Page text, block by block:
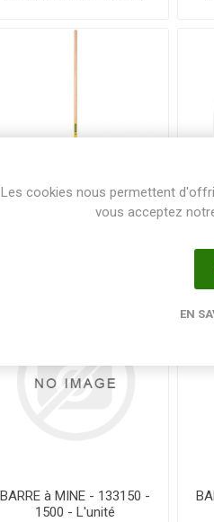
-
BARRE à MINE - 133150 -
1500 - L'unité
Les cookies nous permettent
vous acceptez
EN